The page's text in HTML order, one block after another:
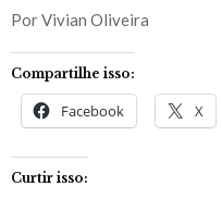
Por Vivian Oliveira
Compartilhe isso:
Facebook X
Curtir isso: